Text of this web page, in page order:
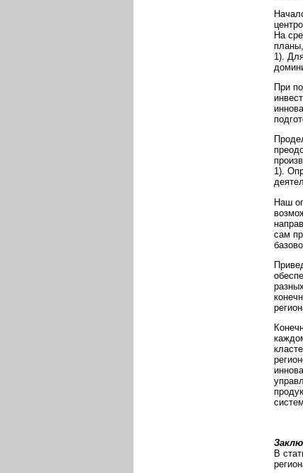
На
1).
При
1).
Наш
сам
В